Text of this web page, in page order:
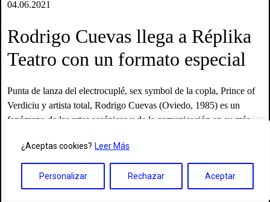
¿Aceptas cookies? Leer Más
Personalizar Rechazar Aceptar
04.06.2021
Rodrigo Cuevas llega a Réplika
Teatro con un formato especial
Punta de lanza del electrocuplé, sex symbol de la copla, Prince of
Verdiciu y artista total, Rodrigo Cuevas (Oviedo, 1985) es un
fenómeno de las artes escénicas y de la comunicación en su más
especial, a medio camino entre la charla y la performance, un acto
íntimo con su público.